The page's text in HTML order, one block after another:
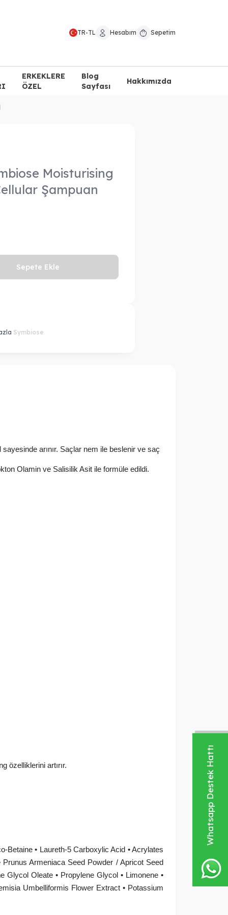
Whatsapp Destek Hattı
TR-TL Hesabım Sepetim
ERKEKLERE
ÖZEL
Blog
Sayfası
Hakkımızda
Moisturising
Şampuan
Sepete Ekle
Symbiose
arınır. Saçlar nem ile beslenir ve saç
Olamin ve Salisilik Asit ile formüle edildi.
özelliklerini artırır.
Betaine • Laureth-5 Carboxylic Acid • Acrylates
Armeniaca Seed Powder / Apricot Seed
Glycol Oleate • Propylene Glycol • Limonene •
Umbelliformis Flower Extract • Potassium